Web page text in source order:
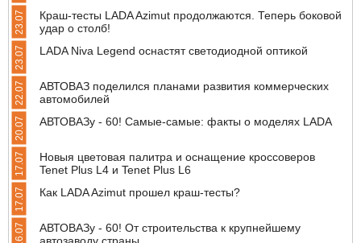
23.07
Краш-тесты LADA Azimut продолжаются. Теперь боковой
удар о столб!
23.07 LADA Niva Legend оснастят светодиодной оптикой
22.07
АВТОВАЗ поделился планами развития коммерческих
автомобилей
20.07 АВТОВАЗу - 60! Самые-самые: факты о моделях LADA
17.07
Новыя цветовая палитра и оснащение кроссоверов
Tenet Plus L4 и Tenet Plus L6
17.07 Как LADA Azimut прошел краш-тесты?
16.07
АВТОВАЗу - 60! От строительства к крупнейшему